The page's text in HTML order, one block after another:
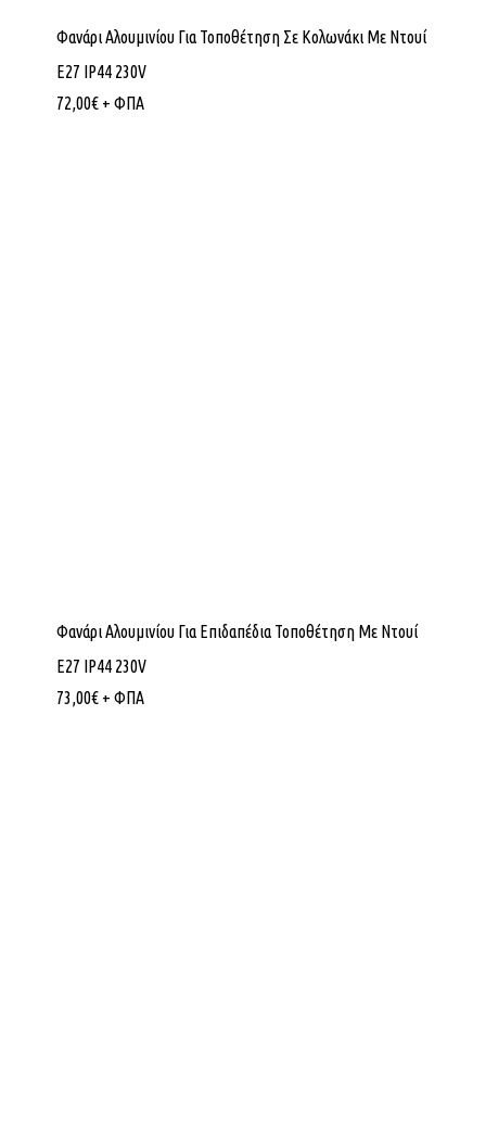
Φανάρι Αλουμινίου Για Τοποθέτηση Σε Κολωνάκι Με Ντουί
E27 IP44 230V
72,00€ + ΦΠΑ
Φανάρι Αλουμινίου Για Επιδαπέδια Τοποθέτηση Με Ντουί
E27 IP44 230V
73,00€ + ΦΠΑ